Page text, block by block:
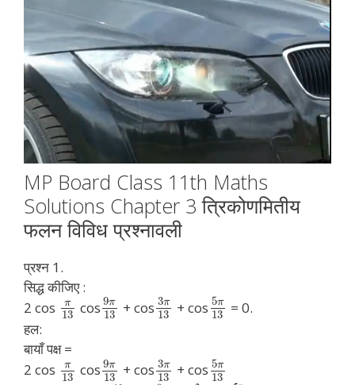
MP Board Class 11th Maths
Solutions Chapter 3 त्रिकोणमितीय
फलन विविध प्रश्नावली
प्रश्न 1.
सिद्ध कीजिए :
2 cos
π
13 cos 9π
13 + cos 3π
13 + cos 5π
13
= 0.
हल:
बायाँ पक्ष =
2 cos
π
13 cos 9π
13 + cos 3π
13 + cos 5π
13